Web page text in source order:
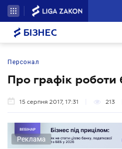
БІЗНЕС
Персонал
Про графік роботи
15 серпня 2017, 17:31 213
Реклама